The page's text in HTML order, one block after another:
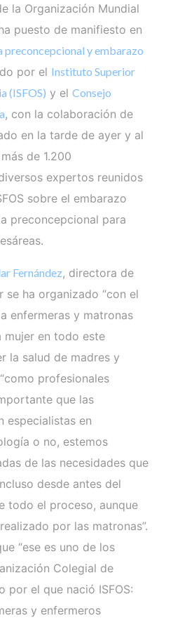
la Organización Mundial
puesto de manifiesto en
preconcepcional y embarazo
por el Instituto Superior
(ISFOS) y el Consejo
, con la colaboración de
en la tarde de ayer y al
de 1.200
expertos reunidos
sobre el embarazo
preconcepcional para
Fernández, directora de
se ha organizado “con el
enfermeras y matronas
mujer en todo este
la salud de madres y
profesionales
que las
especialistas en
o no, estemos
de las necesidades que
desde antes del
todo el proceso, aunque
por las matronas”.
“ese es uno de los
Colegial de
por el que nació ISFOS:
y enfermeros